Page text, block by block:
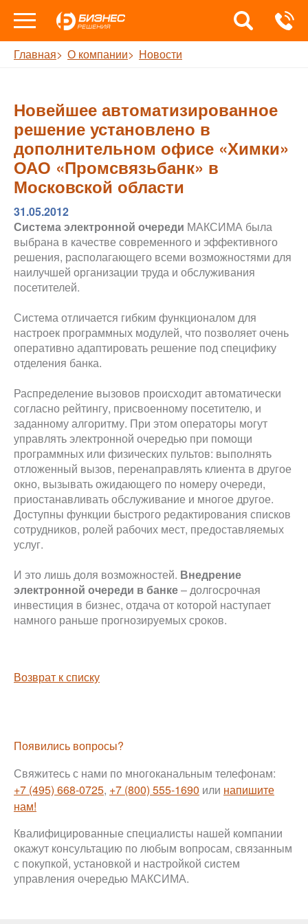
Главная О компании Новости
Новейшее автоматизированное
решение установлено в
дополнительном офисе «Химки»
ОАО «Промсвязьбанк» в
Московской области
31.05.2012
Система электронной очереди МАКСИМА была
выбрана в качестве современного и эффективного
решения, располагающего всеми возможностями для
наилучшей организации труда и обслуживания
посетителей.
Система отличается гибким функционалом для
настроек программных модулей, что позволяет очень
оперативно адаптировать решение под специфику
отделения банка.
Распределение вызовов происходит автоматически
согласно рейтингу, присвоенному посетителю, и
заданному алгоритму. При этом операторы могут
управлять электронной очередью при помощи
программных или физических пультов: выполнять
отложенный вызов, перенаправлять клиента в другое
окно, вызывать ожидающего по номеру очереди,
приостанавливать обслуживание и многое другое.
Доступны функции быстрого редактирования списков
сотрудников, ролей рабочих мест, предоставляемых
услуг.
И это лишь доля возможностей. Внедрение
электронной очереди в банке– долгосрочная
инвестиция в бизнес, отдача от которой наступает
намного раньше прогнозируемых сроков.
Возврат к списку
Появились вопросы?
Свяжитесь с нами по многоканальным телефонам:
+7 (495) 668-0725, +7 (800) 555-1690 или напишите
нам!
Квалифицированные специалисты нашей компании
окажут консультацию по любым вопросам, связанным
с покупкой, установкой и настройкой систем
управления очередью МАКСИМА.